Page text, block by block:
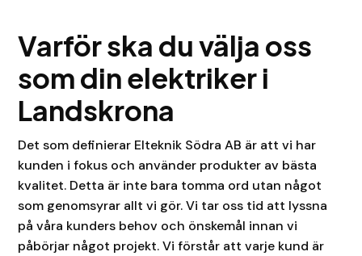
Varför ska du välja oss
som din elektriker i
Landskrona
Det som definierar Elteknik Södra AB är att vi har
kunden i fokus och använder produkter av bästa
kvalitet. Detta är inte bara tomma ord utan något
som genomsyrar allt vi gör. Vi tar oss tid att lyssna
på våra kunders behov och önskemål innan vi
påbörjar något projekt. Vi förstår att varje kund är